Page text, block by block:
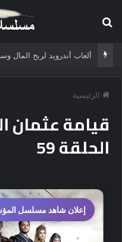
الرئيسية
قيامة عثمان
الحلقة 59
إعلان شاهد مسلسل